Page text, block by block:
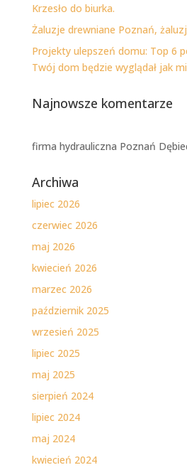
Krzesło do biurka.
Żaluzje drewniane Poznań,
Projekty ulepszeń domu: Top 6
Twój dom będzie wyglądał jak
Najnowsze komentarze
firma hydrauliczna Poznań
Archiwa
lipiec 2026
czerwiec 2026
maj 2026
kwiecień 2026
marzec 2026
październik 2025
wrzesień 2025
lipiec 2025
maj 2025
sierpień 2024
lipiec 2024
maj 2024
kwiecień 2024